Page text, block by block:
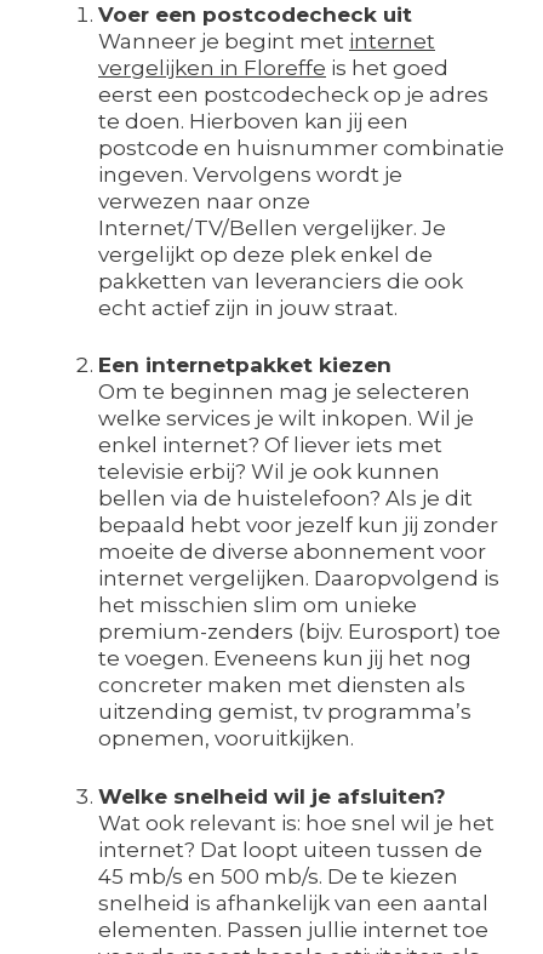
Voer een postcodecheck uit
Wanneer je begint met internet
vergelijken in Floreffe is het goed
eerst een postcodecheck op je adres
te doen. Hierboven kan jij een
postcode en huisnummer combinatie
ingeven. Vervolgens wordt je
verwezen naar onze
Internet/TV/Bellen vergelijker. Je
vergelijkt op deze plek enkel de
pakketten van leveranciers die ook
echt actief zijn in jouw straat.
Een internetpakket kiezen
Om te beginnen mag je selecteren
welke services je wilt inkopen. Wil je
enkel internet? Of liever iets met
televisie erbij? Wil je ook kunnen
bellen via de huistelefoon? Als je dit
bepaald hebt voor jezelf kun jij zonder
moeite de diverse abonnement voor
internet vergelijken. Daaropvolgend is
het misschien slim om unieke
premium-zenders (bijv. Eurosport) toe
te voegen. Eveneens kun jij het nog
concreter maken met diensten als
uitzending gemist, tv programma’s
opnemen, vooruitkijken.
Welke snelheid wil je afsluiten?
Wat ook relevant is: hoe snel wil je het
internet? Dat loopt uiteen tussen de
45 mb/s en 500 mb/s. De te kiezen
snelheid is afhankelijk van een aantal
elementen. Passen jullie internet toe